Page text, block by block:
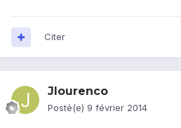
Citer
Jlourenco
Posté(e) 9 février 2014